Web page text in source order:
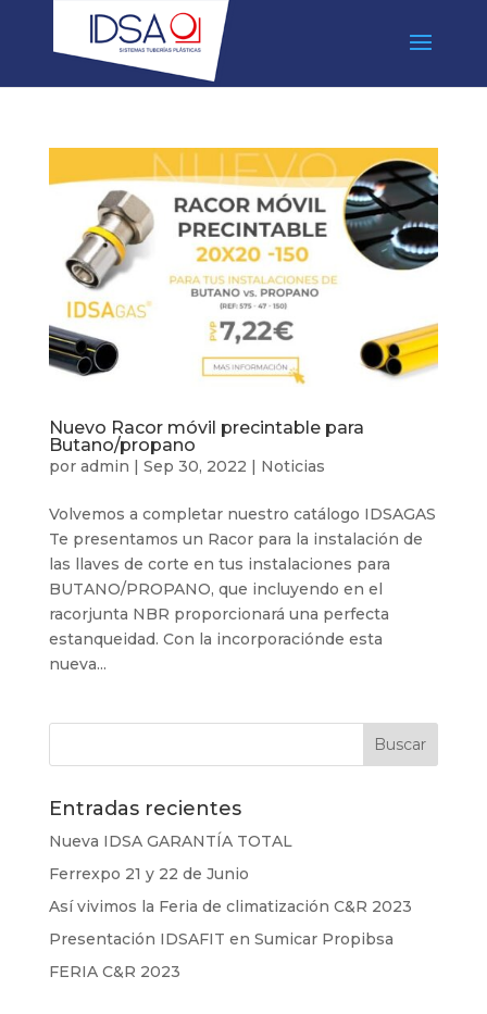
Nuevo Racor móvil precintable para
Butano/propano
por admin | Sep 30, 2022 | Noticias
Volvemos a completar nuestro catálogo IDSAGAS
Te presentamos un Racor para la instalación de
las llaves de corte en tus instalaciones para
BUTANO/PROPANO, que incluyendo en el
racorjunta NBR proporcionará una perfecta
estanqueidad. Con la incorporaciónde esta
nueva...
Entradas recientes
Nueva IDSA GARANTÍA TOTAL
Ferrexpo 21 y 22 de Junio
Así vivimos la Feria de climatización C&R 2023
Presentación IDSAFIT en Sumicar Propibsa
FERIA C&R 2023